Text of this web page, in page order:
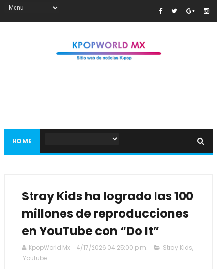
HOME
Stray Kids ha logrado las 100
millones de reproducciones
en YouTube con “Do It”
KpopWorld Mx 4/17/2026 04:25:00 p.m. Stray Kids,
Youtube